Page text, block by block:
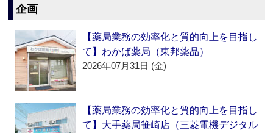
企画
【薬局業務の効率化と質的向上を目指し
て】わかば薬局（東邦薬品）
2026年07月31日 (金)
【薬局業務の効率化と質的向上を目指し
て】大手薬局笹崎店（三菱電機デジタル